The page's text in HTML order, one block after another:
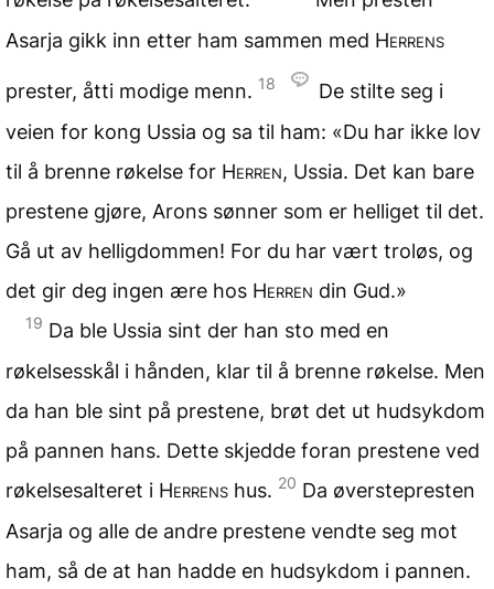
Asarja gikk inn etter ham sammen med Herrens
prester, åtti modige menn. 18
De stilte seg i
veien for kong Ussia og sa til ham: «Du har ikke lov
til å brenne røkelse for Herren, Ussia. Det kan bare
prestene gjøre, Arons sønner som er helliget til det.
Gå ut av helligdommen! For du har vært troløs, og
det gir deg ingen ære hos Herren din Gud.»
19 Da ble Ussia sint der han sto med en
røkelsesskål i hånden, klar til å brenne røkelse. Men
da han ble sint på prestene, brøt det ut hudsykdom
på pannen hans. Dette skjedde foran prestene ved
røkelsesalteret i Herrens hus. 20 Da øverstepresten
Asarja og alle de andre prestene vendte seg mot
ham, så de at han hadde en hudsykdom i pannen.